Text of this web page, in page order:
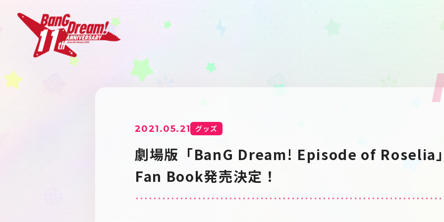
2021.05.21 グッズ
劇場版「BanG Dream! Episode of Roselia
Fan Book発売決定！